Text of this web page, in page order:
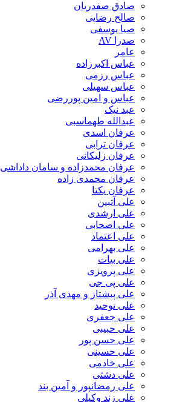
صادق صفدریان
صالح رضایی
صبا یوسفی
صدرا AV
عامر
عباس اکبرزاده
عباس رزمی
عباس سهیلی
عباس و امین پوررضی
عبد نیک
عبدالله طهماسبی‎
عرفان اسدی
عرفان ترابی
عرفان زلیکانی
عرفان محمدزاده و سامان داداشی
عرفان محمدی زاده
عرفان یکتا
علی آتبین
علی ارشدی
علی اصحابی
علی اعتماد
علی بهرامی
علی بیات
علی پرویزی
علی پی جی
علی پیشتاز و مهدی آذر
علی توحید
علی جعفری
علی حبیبی
علی حسن پور
علی حسینی
علی خادمی
علی دشتی
علی رمضانپور و آمین بند
علی زند وکیلی